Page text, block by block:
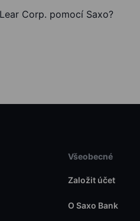
Corp. pomocí Saxo?
Všeobecné
Založit účet
O Saxo Bank